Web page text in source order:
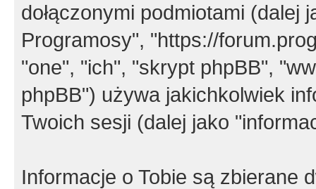
dołączonymi podmiotami (dalej
Programosy", "https://
"one", "ich", "skrypt phpBB",
phpBB") używa jakichkolwiek
Twoich sesji (dalej jako
Informacje o Tobie są zbierane